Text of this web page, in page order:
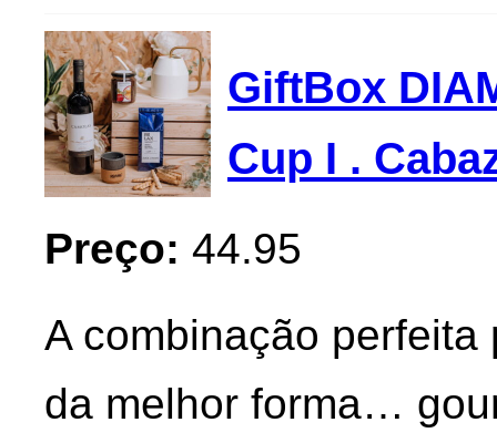
GiftBox
Cup I .
Preço: 44.95
A combinação
da melhor forma…